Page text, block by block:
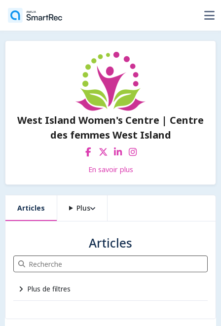
West Island Women's Centre | Centre
des femmes West Island
En savoir plus
Articles Plus
Articles
Recherche Articles
Plus de filtres